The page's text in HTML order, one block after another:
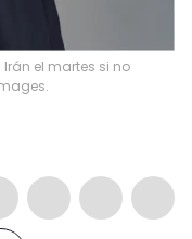
Irán el martes si no